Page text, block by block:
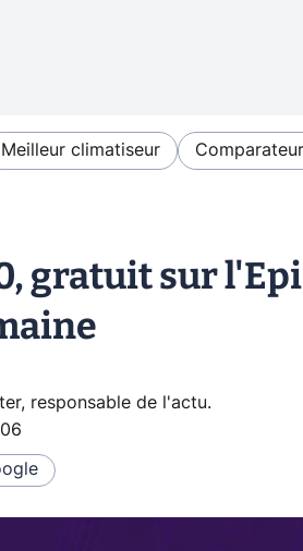
Meilleur climatiseur
gratuit sur
responsable de l'actu.